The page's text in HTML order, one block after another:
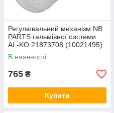
Регулювальний механізм NB
PARTS гальмівної системи
AL-KO 21873708 (10021495)
В наявності
765 ₴
Купити